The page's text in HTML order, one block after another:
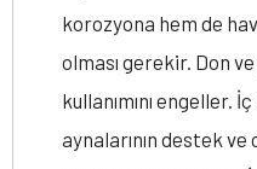
korozyona hem de
olması gerekir. Don
kullanımını engeller.
aynalarının destek ve